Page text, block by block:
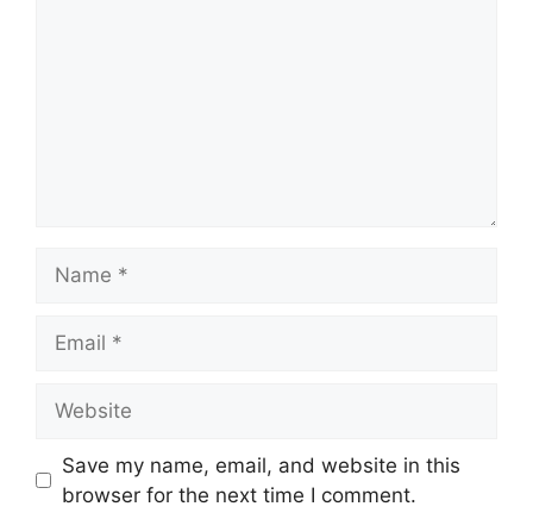
Save my name, email, and website in this
browser for the next time I comment.